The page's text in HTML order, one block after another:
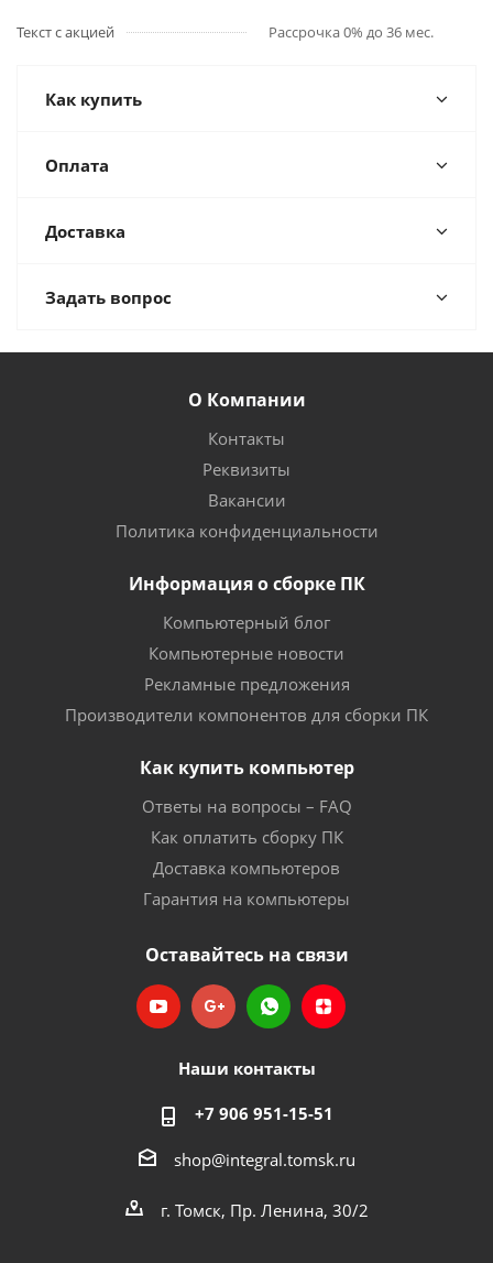
Текст с акцией Рассрочка 0% до 36 мес.
Как купить
Оплата
Доставка
Задать вопрос
О Компании
Контакты
Реквизиты
Вакансии
Политика конфиденциальности
Информация о сборке ПК
Компьютерный блог
Компьютерные новости
Рекламные предложения
Производители компонентов для сборки ПК
Как купить компьютер
Ответы на вопросы – FAQ
Как оплатить сборку ПК
Доставка компьютеров
Гарантия на компьютеры
Оставайтесь на связи
Наши контакты
+7 906 951-15-51
shop@integral.tomsk.ru
г. Томск, Пр. Ленина, 30/2